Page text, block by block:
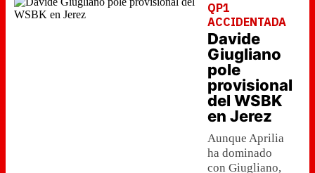
QP1
ACCIDENTADA
Davide
Giugliano
pole
provisional
del WSBK
en Jerez
Aunque Aprilia
ha dominado
con Giugliano,